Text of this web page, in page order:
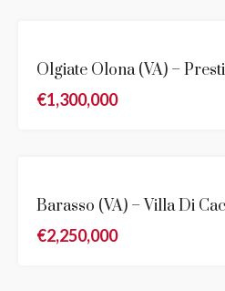
NOVITÀ
€1,300,000
VENDITA
€2,250,000